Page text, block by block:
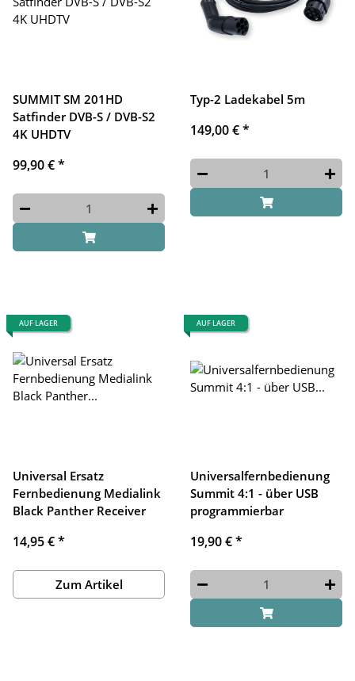
SUMMIT SM 201HD
Satfinder DVB-S / DVB-S2
4K UHDTV
99,90 €*
Typ-2 Ladekabel 5m
149,00 €*
AUF LAGER
Universal Ersatz
Fernbedienung Medialink
Black Panther Receiver
14,95 €*
Zum Artikel
AUF LAGER
Universalfernbedienung
Summit 4:1 - über USB
programmierbar
19,90 €*